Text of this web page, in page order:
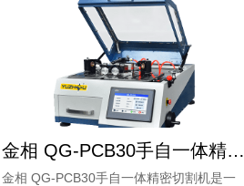
金相 QG-PCB30手自一体精密切割机
金相 QG-PCB30手自一体精密切割机是一